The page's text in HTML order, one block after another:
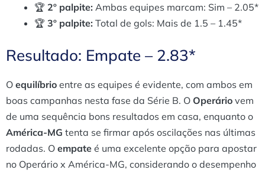
🏆 2º palpite: Ambas equipes marcam: Sim – 2.05*
🏆 3º palpite: Total de gols: Mais de 1.5 – 1.45*
Resultado: Empate – 2.83*
O equilíbrio entre as equipes é evidente, com ambos em
boas campanhas nesta fase da Série B. O Operário vem
de uma sequência bons resultados em casa, enquanto o
América-MG tenta se firmar após oscilações nas últimas
rodadas. O empate é uma excelente opção para apostar
no Operário x América-MG, considerando o desempenho